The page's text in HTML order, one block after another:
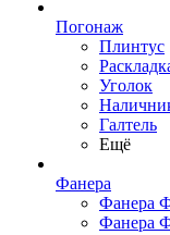
Погонаж
Плинтус
Уголок
Галтель
Ещё
Фанера
Фанера
Фанера